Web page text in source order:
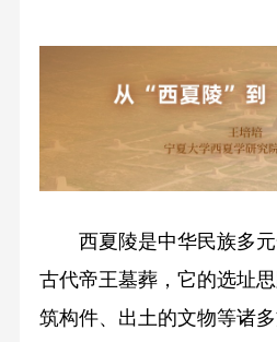
西夏陵是中华民族多元
古代帝王墓葬，它的选址
筑构件、出土的文物等诸